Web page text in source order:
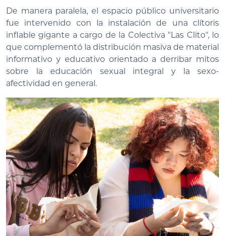
De manera paralela, el espacio público universitario
fue intervenido con la instalación de una clítoris
inflable gigante a cargo de la Colectiva "Las Clito", lo
que complementó la distribución masiva de material
informativo y educativo orientado a derribar mitos
sobre la educación sexual integral y la sexo-
afectividad en general.